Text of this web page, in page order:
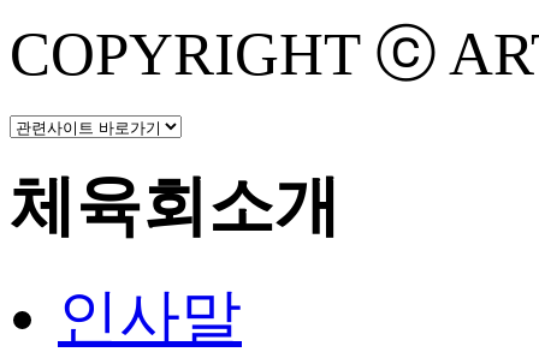
COPYRIGHT ⓒ
체육회소개
인사말